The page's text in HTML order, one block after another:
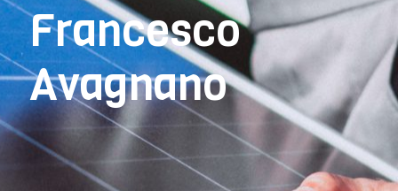
Francesco
Avagnano